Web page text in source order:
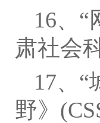
16、
肃社会
17、
野》